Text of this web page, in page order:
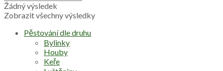
Žádný výsledek
Zobrazit všechny výsledky
Pěstování dle druhu
Bylinky
Houby
Keře